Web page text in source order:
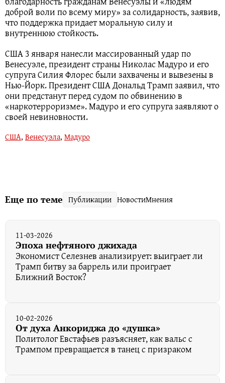
доброй воли по всему миру» за солидарность, заявив,
что поддержка придает моральную силу и
внутреннюю стойкость.
США 3 января нанесли массированный удар по
Венесуэле, президент страны Николас Мадуро и его
супруга Силия Флорес были захвачены и вывезены в
Нью-Йорк. Президент США Дональд Трамп заявил, что
они предстанут перед судом по обвинению в
«наркотерроризме». Мадуро и его супруга заявляют о
своей невиновности.
США, Венесуэла, Мадуро
Еще по теме Публикации НовостиМнения
11-03-2026
Эпоха нефтяного джихада
Экономист Селезнев анализирует: выиграет ли
Трамп битву за баррель или проиграет
Ближний Восток?
10-02-2026
От духа Анкориджа до «душка»
Политолог Евстафьев разъясняет, как вальс с
Трампом превращается в танец с призраком